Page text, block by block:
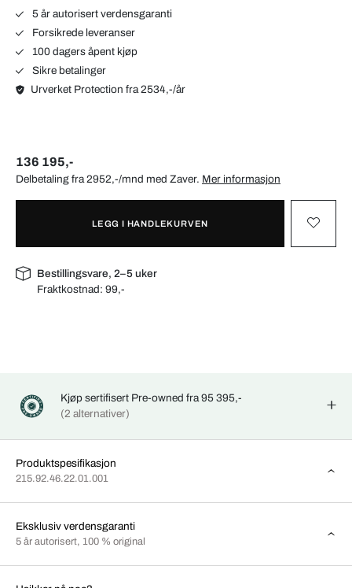
5 år autorisert verdensgaranti
Forsikrede leveranser
100 dagers åpent kjøp
Sikre betalinger
Urverket Protection fra 2534,-/år
136 195,-
Delbetaling fra 2952,-/mnd med Zaver. Mer informasjon
LEGG I HANDLEKURVEN
Bestillingsvare, 2–5 uker
Fraktkostnad:99,-
Kjøp sertifisert Pre-owned fra 95 395,-
(2 alternativer)
Produktspesifikasjon
215.92.46.22.01.001
Eksklusiv verdensgaranti
5 år autorisert, 100 % original